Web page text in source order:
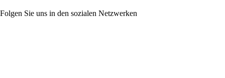
Folgen Sie uns in den sozialen Netzwerken